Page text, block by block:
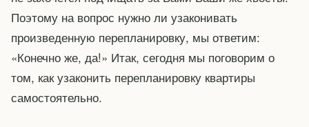
Поэтому на вопрос нужно ли узаконивать
произведенную перепланировку, мы ответим:
«Конечно же, да!» Итак, сегодня мы поговорим о
том, как узаконить перепланировку квартиры
самостоятельно.